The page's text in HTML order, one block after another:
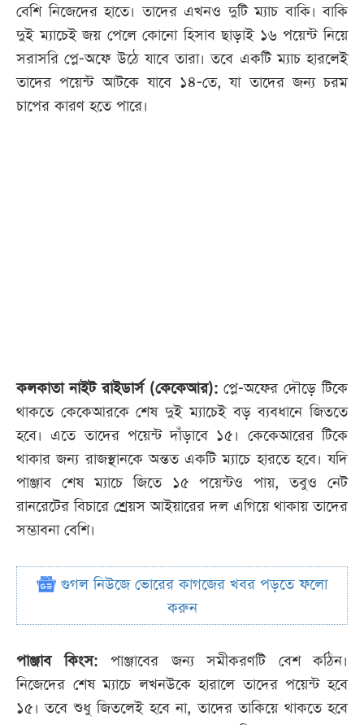
বেশি নিজেদের হাতে। তাদের এখনও দুটি ম্যাচ বাকি। বাকি
দুই ম্যাচেই জয় পেলে কোনো হিসাব ছাড়াই ১৬ পয়েন্ট নিয়ে
সরাসরি প্লে-অফে উঠে যাবে তারা। তবে একটি ম্যাচ হারলেই
তাদের পয়েন্ট আটকে যাবে ১৪-তে, যা তাদের জন্য চরম
চাপের কারণ হতে পারে।
কলকাতা নাইট রাইডার্স (কেকেআর): প্লে-অফের দৌড়ে টিকে
থাকতে কেকেআরকে শেষ দুই ম্যাচেই বড় ব্যবধানে জিততে
হবে। এতে তাদের পয়েন্ট দাঁড়াবে ১৫। কেকেআরের টিকে
থাকার জন্য রাজস্থানকে অন্তত একটি ম্যাচে হারতে হবে। যদি
পাঞ্জাব শেষ ম্যাচে জিতে ১৫ পয়েন্টও পায়, তবুও নেট
রানরেটের বিচারে শ্রেয়স আইয়ারের দল এগিয়ে থাকায় তাদের
সম্ভাবনা বেশি।
গুগল নিউজে ভোরের কাগজের খবর পড়তে ফলো
করুন
পাঞ্জাব কিংস: পাঞ্জাবের জন্য সমীকরণটি বেশ কঠিন।
নিজেদের শেষ ম্যাচে লখনউকে হারালে তাদের পয়েন্ট হবে
১৫। তবে শুধু জিতলেই হবে না, তাদের তাকিয়ে থাকতে হবে